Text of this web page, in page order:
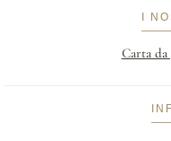
I
Carta da